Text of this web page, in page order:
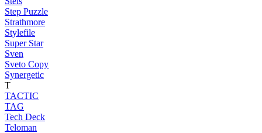
Step Puzzle
Strathmore
Stylefile
Super Star
Sven
Sveto Copy
Synergetic
T
TACTIC
TAG
Tech Deck
Teloman